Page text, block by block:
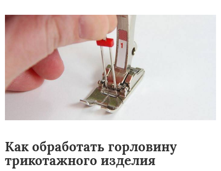
Как обработать горловину
трикотажного изделия